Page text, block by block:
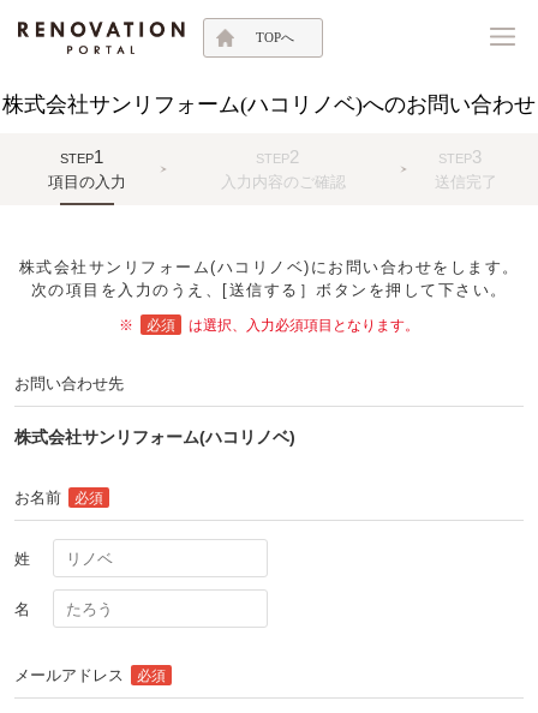
TOPへ
株式会社サンリフォーム(ハコリノベ)へのお問い合わせ
STEP1
項目の入力
STEP2
入力内容のご確認
STEP3
送信完了
株式会社サンリフォーム(ハコリノベ)にお問い合わせをします。
次の項目を入力のうえ、[送信する］ボタンを押して下さい。
※ 必須 は選択、入力必須項目となります。
お問い合わせ先
株式会社サンリフォーム(ハコリノベ)
お名前 必須
姓
名
メールアドレス 必須